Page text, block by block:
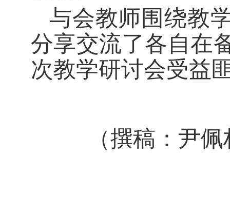
与会教师围绕教
分享交流了各自在
次教学研讨会受益
（撰稿：尹